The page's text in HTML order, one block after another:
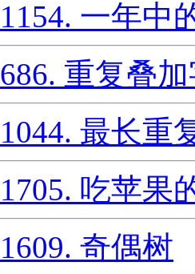
1154. 一年中
686. 重复叠
1044. 最长重
1705. 吃苹果
1609. 奇偶树